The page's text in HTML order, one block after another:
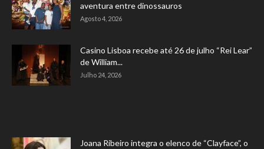
aventura entre dinossauros
Agosto 4, 2026
Casino Lisboa recebe até 26 de julho “Rei Lear”
de William...
Julho 24, 2026
Joana Ribeiro integra o elenco de “Clayface”, o